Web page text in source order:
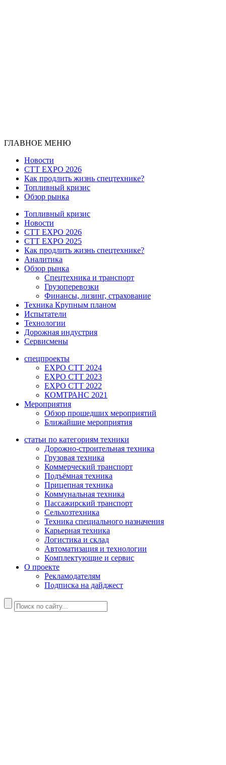
ГЛАВНОЕ МЕНЮ
Новости
CTT EXPO 2026
Как продлить жизнь спецтехнике?
Топливный кризис
Обзор рынка
Топливный кризис
Новости
CTT EXPO 2026
CTT EXPO 2025
Как продлить жизнь спецтехнике?
Аналитика
Обзор рынка
Спецтехника и транспорт
Грузоперевозки
Финансы, лизинг, страхование
Техника Крупным планом
Испытатели
Технологии
Дорожная индустрия
Сервисмены
спецпроекты
EXPO CTT 2024
EXPO CTT 2023
EXPO CTT 2022
КОМТРАНС 2021
Мероприятия
Обзор прошедших мероприятий
Ближайшие мероприятия
статьи по категориям техники
Дорожно-строительная техника
Грузовая техника
Коммерческий транспорт
Подъёмная техника
Прицепная техника
Коммунальная техника
Пассажирский транспорт
Сельхозтехника
Техника специального назначения
Карьерная техника
Логистика и склад
Автоматизация и технологии
Комплектующие и сервис
О проекте
Рекламодателям
Подписка на дайджест